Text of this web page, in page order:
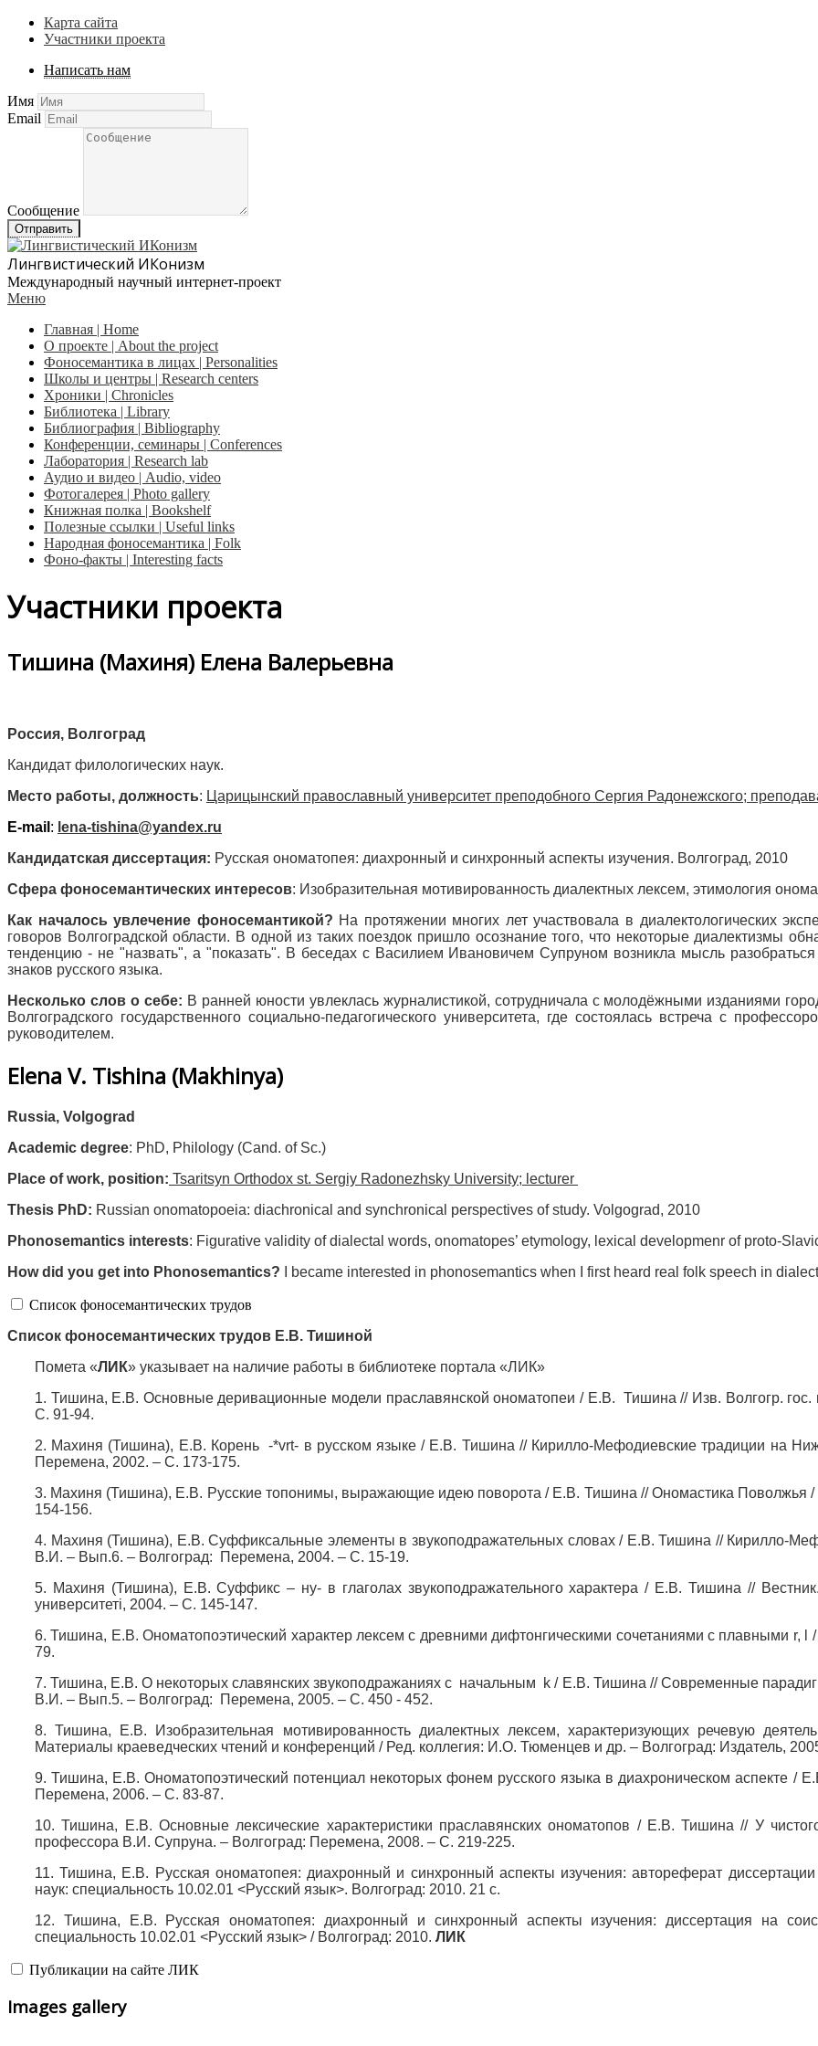
Карта сайта
Участники проекта
Написать нам
Имя
Email
Сообщение
Отправить
Лингвистический ИКонизм
Международный научный интернет-проект
Меню
Главная | Home
О проекте | About the project
Фоносемантика в лицах | Personalities
Школы и центры | Research centers
Хроники | Сhronicles
Библиотека | Library
Библиография | Bibliography
Конференции, семинары | Conferences
Лаборатория | Research lab
Аудио и видео | Audio, video
Фотогалерея | Photo gallery
Книжная полка | Bookshelf
Полезные ссылки | Useful links
Народная фоносемантика | Folk
Фоно-факты | Interesting facts
Участники проекта
Тишина (Махиня) Елена Валерьевна
Россия, Волгоград
Кандидат филологических наук.
Место работы, должность: Царицынский православный университет преподобного Сергия Радонежского;
Е-mail : lena-tishina@yandex.ru
Кандидатская диссертация: Русская ономатопея: диахронный и синхронный аспекты изучения. Волгоград, 2010
Сфера фоносемантических интересов: Изобразительная мотивированность диалектных лексем, этимология
Как началось увлечение фоносемантикой? На протяжении многих лет участвовала в диалектологических
говоров Волгоградской области. В одной из таких поездок пришло осознание того, что некоторые диалектизмы
тенденцию - не "назвать", а "показать". В беседах с Василием Ивановичем Супруном возникла мысль
знаков русского языка.
Несколько слов о себе: В ранней юности увлеклась журналистикой, сотрудничала с молодёжными изданиями
Волгоградского государственного социально-педагогического университета, где состоялась встреча с
руководителем.
Elena V. Tishina (Makhinya)
Russia, Volgograd
Academic degree: PhD, Philology (Cand. of Sc.)
Place of work, position: Tsaritsyn Orthodox st. Sergiy Radonezhsky University; lecturer
Thesis PhD: Russian onomatopoeia: diachronical and synchronical perspectives of study. Volgograd, 2010
Phonosemantics interests: Figurative validity of dialectal words, onomatopes’ etymology, lexical developmenr of proto-
How did you get into Phonosemantics? I became interested in phonosemantics when I first heard real folk speech in
Список фоносемантических трудов
Список фоносемантических трудов Е.В. Тишиной
Помета «ЛИК» указывает на наличие работы в библиотеке портала «ЛИК»
1. Тишина, Е.В. Основные деривационные модели праславянской ономатопеи / Е.В. Тишина // Изв. Волгогр.
С. 91-94.
2. Махиня (Тишина), Е.В. Корень -*vrt- в русском языке / Е.В. Тишина // Кирилло-Мефодиевские традиции на
Перемена, 2002. – С. 173-175.
3. Махиня (Тишина), Е.В. Русские топонимы, выражающие идею поворота / Е.В. Тишина // Ономастика Поволжья
154-156.
4. Махиня (Тишина), Е.В. Суффиксальные элементы в звукоподражательных словах / Е.В. Тишина // Кирилло-
В.И. – Вып.6. – Волгоград: Перемена, 2004. – С. 15-19.
5. Махиня (Тишина), Е.В. Суффикс – ну- в глаголах звукоподражательного характера / Е.В. Тишина //
университетi, 2004. – С. 145-147.
6. Тишина, Е.В. Ономатопоэтический характер лексем c древними дифтонгическими сочетаниями с плавными
79.
7. Тишина, Е.В. О некоторых славянских звукоподражаниях с начальным k / Е.В. Тишина // Современные
В.И. – Вып.5. – Волгоград: Перемена, 2005. – С. 450 - 452.
8. Тишина, Е.В. Изобразительная мотивированность диалектных лексем, характеризующих речевую
Материалы краеведческих чтений и конференций / Ред. коллегия: И.О. Тюменцев и др. – Волгоград: Издатель,
9. Тишина, Е.В. Ономатопоэтический потенциал некоторых фонем русского языка в диахроническом аспекте /
Перемена, 2006. – С. 83-87.
10. Тишина, Е.В. Основные лексические характеристики праславянских ономатопов / Е.В. Тишина // У
профессора В.И. Супруна. – Волгоград: Перемена, 2008. – С. 219-225.
11. Тишина, Е.В. Русская ономатопея: диахронный и синхронный аспекты изучения: автореферат
наук: специальность 10.02.01 <Русский язык>. Волгоград: 2010. 21 с.
12. Тишина, Е.В. Русская ономатопея: диахронный и синхронный аспекты изучения: диссертация на
специальность 10.02.01 <Русский язык> / Волгоград: 2010. ЛИК
Публикации на сайте ЛИК
Images gallery